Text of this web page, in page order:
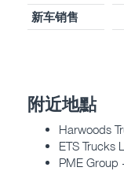
新车销售
附近地點
Harwoods
ETS Trucks
PME Group